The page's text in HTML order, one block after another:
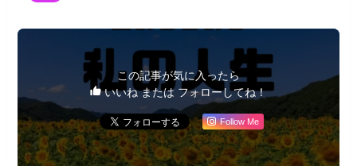
この記事が気に入ったら
いいね または フォローしてね！
Follow Me